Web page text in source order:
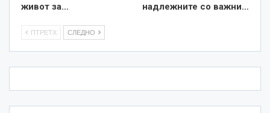
живот за…
надлежните со важни…
ПТРЕТХ СЛЕДНО